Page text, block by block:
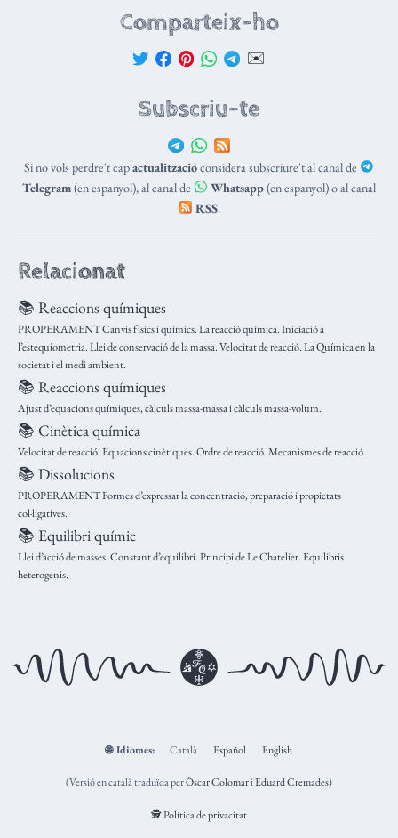
Comparteix-ho
✉️
Subscriu-te
Si no vols perdre't capactualitzacióconsidera subscriure't al canal de
Telegram(en espanyol), al canal de Whatsapp(en espanyol) o al canal
RSS.
Relacionat
📚 Reaccions químiques
PROPERAMENT Canvis físics i químics. La reacció química. Iniciació a
l’estequiometria. Llei de conservació de la massa. Velocitat de reacció. La Química en la
societat i el medi ambient.
📚 Reaccions químiques
Ajust d’equacions químiques, càlculs massa-massa i càlculs massa-volum.
📚 Cinètica química
Velocitat de reacció. Equacions cinètiques. Ordre de reacció. Mecanismes de reacció.
📚 Dissolucions
PROPERAMENT Formes d’expressar la concentració, preparació i propietats
col·ligatives.
📚 Equilibri químic
Llei d’acció de masses. Constant d’equilibri. Principi de Le Chatelier. Equilibris
heterogenis.
🌐 Idiomes: Català Español English
(Versió en català traduïda perÒscar ColomariEduard Cremades)
🕵️ Política de privacitat